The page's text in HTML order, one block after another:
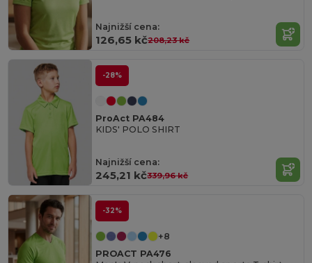
Najnižší cena:
126,65 kč208,23 kč
-28%
ProAct PA484
KIDS' POLO SHIRT
Najnižší cena:
245,21 kč339,96 kč
-32%
+8
PROACT PA476